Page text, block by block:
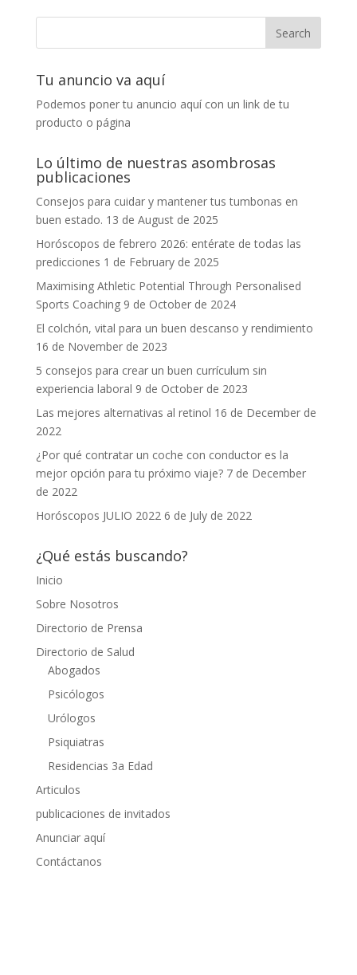
Tu anuncio va aquí
Podemos poner tu anuncio aquí con un link de tu
producto o página
Lo último de nuestras asombrosas
publicaciones
Consejos para cuidar y mantener tus tumbonas en
buen estado. 13 de August de 2025
Horóscopos de febrero 2026: entérate de todas las
predicciones 1 de February de 2025
Maximising Athletic Potential Through Personalised
Sports Coaching 9 de October de 2024
El colchón, vital para un buen descanso y rendimiento
16 de November de 2023
5 consejos para crear un buen currículum sin
experiencia laboral 9 de October de 2023
Las mejores alternativas al retinol 16 de December de
2022
¿Por qué contratar un coche con conductor es la
mejor opción para tu próximo viaje? 7 de December
de 2022
Horóscopos JULIO 2022 6 de July de 2022
¿Qué estás buscando?
Inicio
Sobre Nosotros
Directorio de Prensa
Directorio de Salud
Abogados
Psicólogos
Urólogos
Psiquiatras
Residencias 3a Edad
Articulos
publicaciones de invitados
Anunciar aquí
Contáctanos